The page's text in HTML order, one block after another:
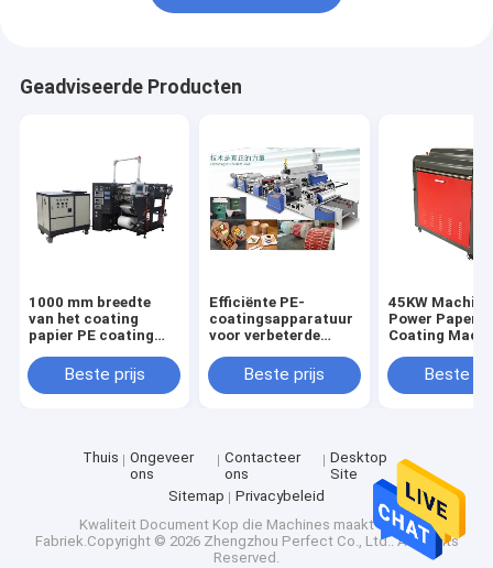
Geadviseerde Producten
1000 mm breedte
van het coating
papier PE coating
automatische
ontwinding en
Beste prijs
Efficiënte PE-
coatingsapparatuur
voor verbeterde
Spanning
380V/50HZ
Beste prijs
45KW Machine
Power Paper
Coating
Onwinding en
Rewinding
Beste
Thuis
Ongeveer
ons
Contacteer
ons
Desktop
Site
Sitemap
Privacybeleid
Kwaliteit Document Kop die Machines maaktChina
Fabriek.Copyright © 2026 Zhengzhou Perfect Co., Ltd.. All Rights
Reserved.